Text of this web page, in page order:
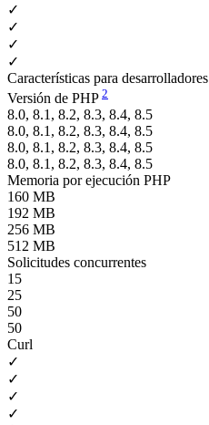
✓
✓
✓
✓
Características para desarrolladores
Versión de PHP 2
8.0, 8.1, 8.2, 8.3, 8.4, 8.5
8.0, 8.1, 8.2, 8.3, 8.4, 8.5
8.0, 8.1, 8.2, 8.3, 8.4, 8.5
8.0, 8.1, 8.2, 8.3, 8.4, 8.5
Memoria por ejecución PHP
160 MB
192 MB
256 MB
512 MB
Solicitudes concurrentes
15
25
50
50
Curl
✓
✓
✓
✓